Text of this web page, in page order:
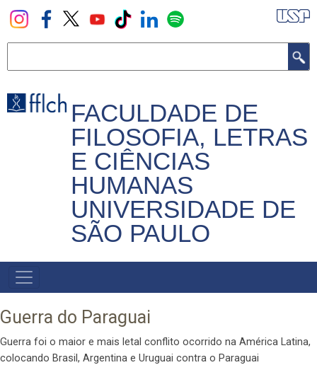
Pular
para
principal
FACULDADE DE
FILOSOFIA, LETRAS
E CIÊNCIAS
HUMANAS
UNIVERSIDADE DE
SÃO PAULO
NAVEGADOR
PRINCIPAL
Guerra do Paraguai
Guerra foi o maior e mais letal conflito ocorrido na América Latina,
colocando Brasil, Argentina e Uruguai contra o Paraguai